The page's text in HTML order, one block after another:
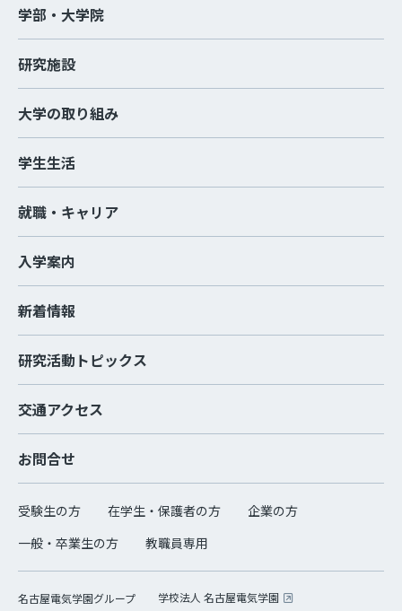
学部・大学院
研究施設
大学の取り組み
学生生活
就職・キャリア
入学案内
新着情報
研究活動トピックス
交通アクセス
お問合せ
受験生の方 在学生・保護者の方
企業の方
一般・卒業生の方
教職員専用
名古屋電気学園グループ 学校法人 名古屋電気学園